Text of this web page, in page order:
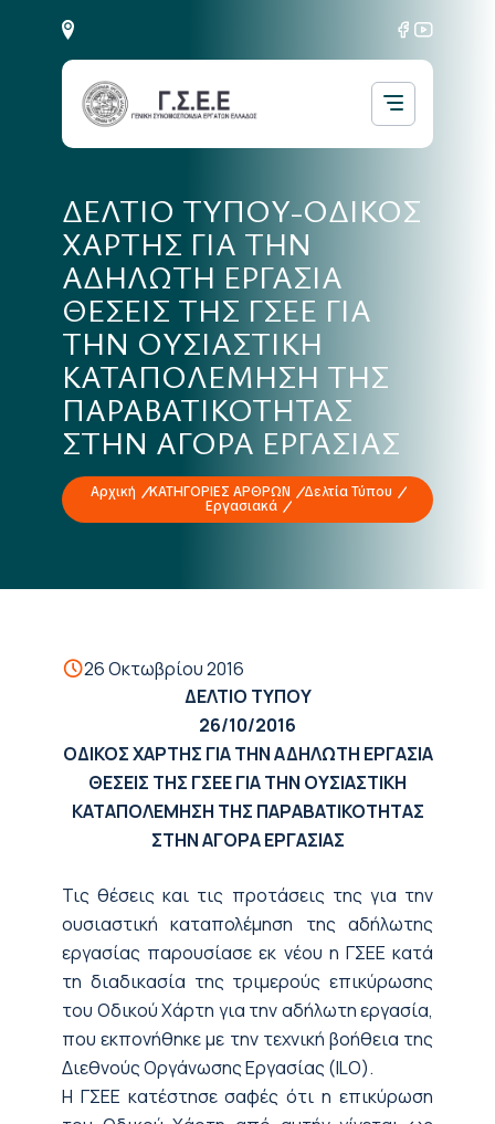
ΔΕΛΤΙΟ ΤΥΠΟΥ-ΟΔΙΚΟΣ
ΧΑΡΤΗΣ ΓΙΑ ΤΗΝ
ΑΔΗΛΩΤΗ ΕΡΓΑΣΙΑ
ΘΕΣΕΙΣ ΤΗΣ ΓΣΕΕ ΓΙΑ
ΤΗΝ ΟΥΣΙΑΣΤΙΚΗ
ΚΑΤΑΠΟΛΕΜΗΣΗ ΤΗΣ
ΠΑΡΑΒΑΤΙΚΟΤΗΤΑΣ
ΣΤΗΝ ΑΓΟΡΑ ΕΡΓΑΣΙΑΣ
Αρχική ΚΑΤΗΓΟΡΙΕΣ ΑΡΘΡΩΝ
Δελτία Τύπου
Εργασιακά
26 Οκτωβρίου 2016
ΔΕΛΤΙΟ ΤΥΠΟΥ
26/10/2016
ΟΔΙΚΟΣ ΧΑΡΤΗΣ ΓΙΑ ΤΗΝ ΑΔΗΛΩΤΗ ΕΡΓΑΣΙΑ
ΘΕΣΕΙΣ ΤΗΣ ΓΣΕΕ ΓΙΑ ΤΗΝ ΟΥΣΙΑΣΤΙΚΗ
ΚΑΤΑΠΟΛΕΜΗΣΗ ΤΗΣ ΠΑΡΑΒΑΤΙΚΟΤΗΤΑΣ
ΣΤΗΝ ΑΓΟΡΑ ΕΡΓΑΣΙΑΣ
Τις θέσεις και τις προτάσεις της για την
ουσιαστική καταπολέμηση της αδήλωτης
εργασίας παρουσίασε εκ νέου η ΓΣΕΕ κατά
τη διαδικασία της τριμερούς επικύρωσης
του Οδικού Χάρτη για την αδήλωτη εργασία,
που εκπονήθηκε με την τεχνική βοήθεια της
Διεθνούς Οργάνωσης Εργασίας (ILO).
Η ΓΣΕΕ κατέστησε σαφές ότι η επικύρωση